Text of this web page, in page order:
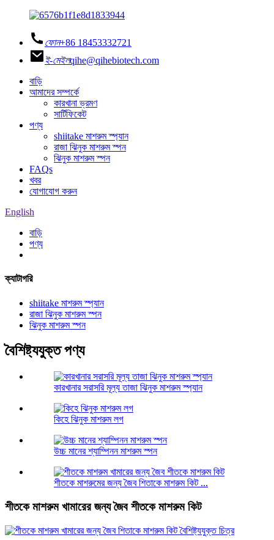
ফোন+86 18453332721
ই-মেইলqihe@qihebiotech.com
বাড়ি
আমাদের সম্পর্কে
কারখানা ভ্রমণ
সার্টিফিকেট
পণ্য
shiitake মাশরুম স্প্যান
রাজা ঝিনুক মাশরুম স্পন
ঝিনুক মাশরুম স্পন
FAQs
খবর
যোগাযোগ করুন
English
বাড়ি
পণ্য
ক্যাটাগরি
shiitake মাশরুম স্প্যান
রাজা ঝিনুক মাশরুম স্পন
ঝিনুক মাশরুম স্পন
বৈশিষ্ট্যযুক্ত পণ্য
কারখানার সরাসরি মূল্য তাজা ঝিনুক মাশরুম স্প্যান
কিহে ঝিনুক মাশরুম লগ
উচ্চ মানের শ্যাম্পিনন মাশরুম স্পন
শীতকে মাশরুমের জন্য জৈব শিতাকে মাশরুম কিট ...
শীতকে মাশরুম খামারের জন্য জৈব শীতকে মাশরুম কিট